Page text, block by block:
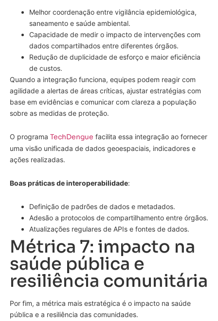
Melhor coordenação entre vigilância epidemiológica,
saneamento e saúde ambiental.
Capacidade de medir o impacto de intervenções com
dados compartilhados entre diferentes órgãos.
Redução de duplicidade de esforço e maior eficiência
de custos.
Quando a integração funciona, equipes podem reagir com
agilidade a alertas de áreas críticas, ajustar estratégias com
base em evidências e comunicar com clareza a população
sobre as medidas de proteção.
O programa TechDengue facilita essa integração ao fornecer
uma visão unificada de dados geoespaciais, indicadores e
ações realizadas.
Boas práticas de interoperabilidade:
Definição de padrões de dados e metadados.
Adesão a protocolos de compartilhamento entre órgãos.
Atualizações regulares de APIs e fontes de dados.
Métrica 7: impacto na
saúde pública e
resiliência comunitária
Por fim, a métrica mais estratégica é o impacto na saúde
pública e a resiliência das comunidades.